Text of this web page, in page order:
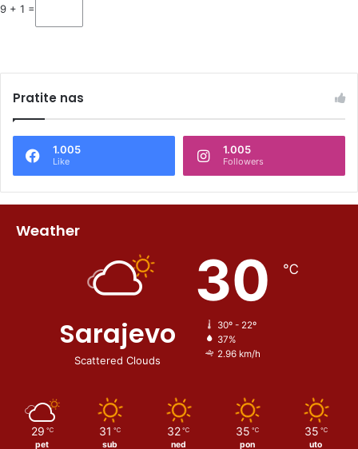
9 + 1 =
Pratite nas
1.005
Like
1.005
Followers
Weather
Sarajevo
Scattered Clouds
30 ℃
30º - 22º
37%
2.96 km/h
29 ℃
pet
31 ℃
sub
32 ℃
ned
35 ℃
pon
35 ℃
uto